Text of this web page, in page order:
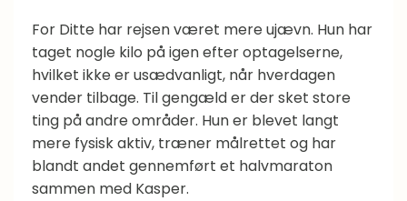
For Ditte har rejsen været mere ujævn. Hun har
taget nogle kilo på igen efter optagelserne,
hvilket ikke er usædvanligt, når hverdagen
vender tilbage. Til gengæld er der sket store
ting på andre områder. Hun er blevet langt
mere fysisk aktiv, træner målrettet og har
blandt andet gennemført et halvmaraton
sammen med Kasper.